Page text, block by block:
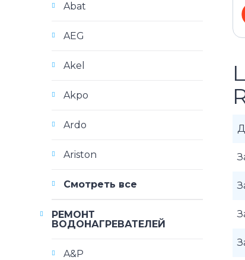
Abat
AEG
Akel
Akpo
Ardo
Ariston
Смотреть все
РЕМОНТ
ВОДОНАГРЕВАТЕЛЕЙ
A&P